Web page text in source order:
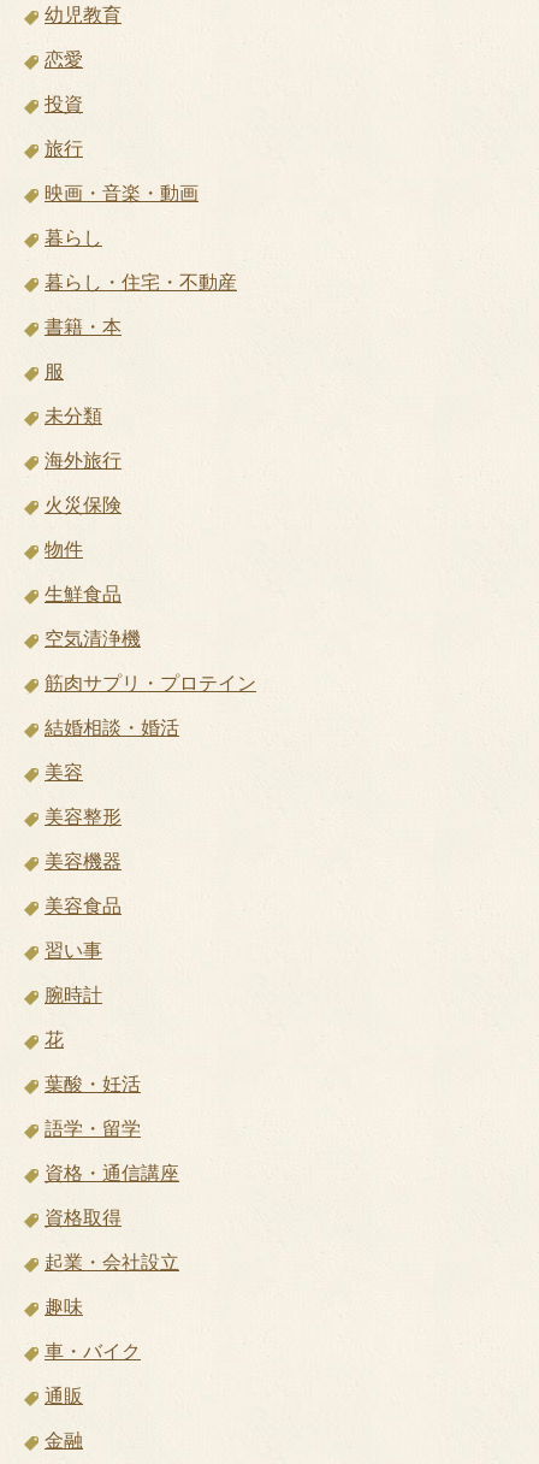
幼児教育
恋愛
投資
旅行
映画・音楽・動画
暮らし
暮らし・住宅・不動産
書籍・本
服
未分類
海外旅行
火災保険
物件
生鮮食品
空気清浄機
筋肉サプリ・プロテイン
結婚相談・婚活
美容
美容整形
美容機器
美容食品
習い事
腕時計
花
葉酸・妊活
語学・留学
資格・通信講座
資格取得
起業・会社設立
趣味
車・バイク
通販
金融